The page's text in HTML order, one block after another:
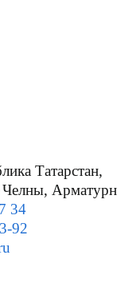
Татарстан,
34
92